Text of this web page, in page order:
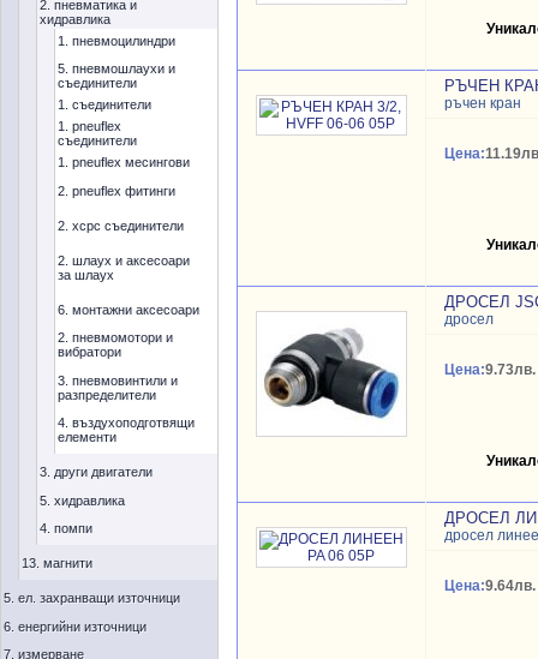
2. пневматика и
хидравлика
1. пневмоцилиндри
5. пневмошлаухи и
съединители
1. съединители
1. pneuflex
съединители
1. pneuflex месингови
2. pneuflex фитинги
2. xcpc съединители
2. шлаух и аксесоари
за шлаух
6. монтажни аксесоари
2. пневмомотори и
вибратори
3. пневмовинтили и
разпределители
4. въздухоподготвящи
елементи
3. други двигатели
5. хидравлика
4. помпи
13. магнити
5. ел. захранващи източници
6. енергийни източници
7. измерване
РЪЧЕН
ръчен кран
Цена:
ДРОСЕЛ
дросел
Цена:9.73лв.
ДРОСЕЛ
дросел
Цена:9.64лв.